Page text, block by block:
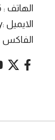
الهاتف : 2131100/1/2/3/6 -011
الايميل :admin@tishreen.news.sy
الفاكس :